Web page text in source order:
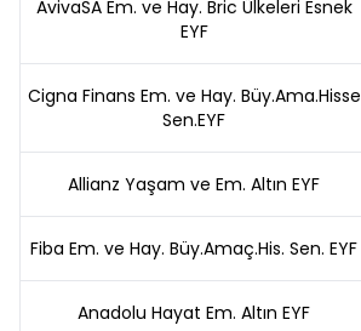
AvivaSA Em. ve Hay. Bric Ülkeleri Esnek
EYF
Cigna Finans Em. ve Hay. Büy.Ama.Hisse
Sen.EYF
Allianz Yaşam ve Em. Altın EYF
Fiba Em. ve Hay. Büy.Amaç.His. Sen. EYF
Anadolu Hayat Em. Altın EYF